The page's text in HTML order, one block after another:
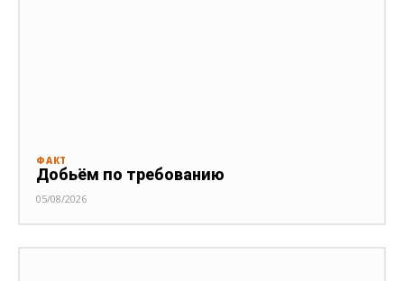
ФАКТ
Добьём по требованию
05/08/2026